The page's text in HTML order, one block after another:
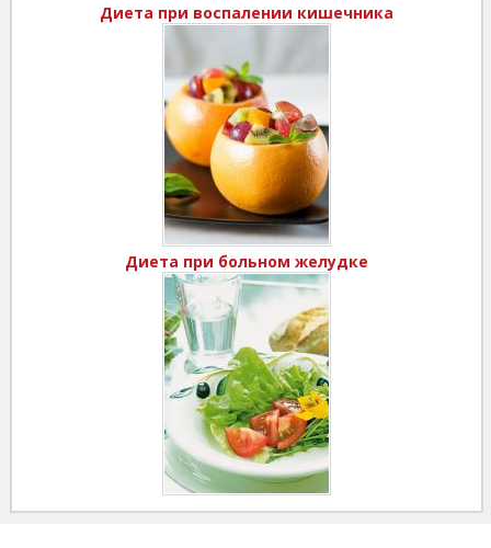
Диета при воспалении кишечника
Диета при больном желудке